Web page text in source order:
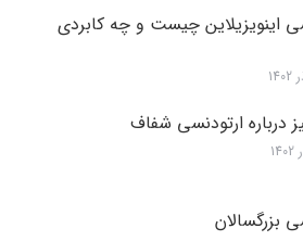
اینویزیلاین چیست و چه کابردی
درباره ارتودنسی شفاف
بزرگسالان